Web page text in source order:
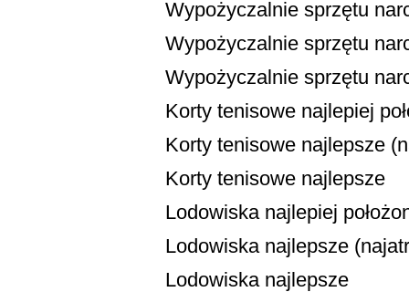
Wypożyczalnie sprzętu
Wypożyczalnie sprzętu
Wypożyczalnie sprzętu
Korty tenisowe najlepiej
Korty tenisowe najlepsze
Korty tenisowe najlepsze
Lodowiska najlepiej
Lodowiska najlepsze
Lodowiska najlepsze